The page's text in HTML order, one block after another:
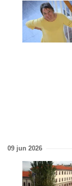
09 jun 2026